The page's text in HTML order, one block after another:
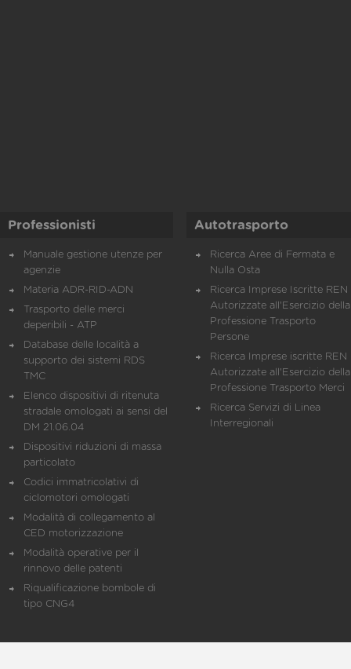
Professionisti
Manuale gestione utenze per
agenzie
Materia ADR-RID-ADN
Trasporto delle merci
deperibili - ATP
Database delle località a
supporto dei sistemi RDS
TMC
Elenco dispositivi di ritenuta
stradale omologati ai sensi del
DM 21.06.04
Dispositivi riduzioni di massa
particolato
Codici immatricolativi di
ciclomotori omologati
Modalità di collegamento al
CED motorizzazione
Modalità operative per il
rinnovo delle patenti
Riqualificazione bombole di
tipo CNG4
Autotrasporto
Ricerca Aree di Fermata e
Nulla Osta
Ricerca Imprese Iscritte REN
Autorizzate all'Esercizio della
Professione Trasporto
Persone
Ricerca Imprese iscritte REN
Autorizzate all'Esercizio della
Professione Trasporto Merci
Ricerca Servizi di Linea
Interregionali